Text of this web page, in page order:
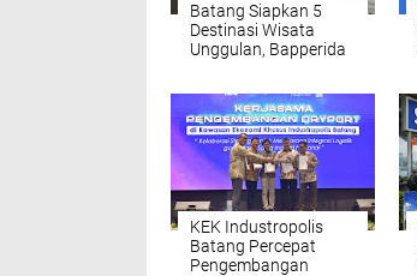
Batang Siapkan 5
Destinasi Wisata
Unggulan, Bapperida
2027
KEK Industropolis
Batang Percepat
Pengembangan